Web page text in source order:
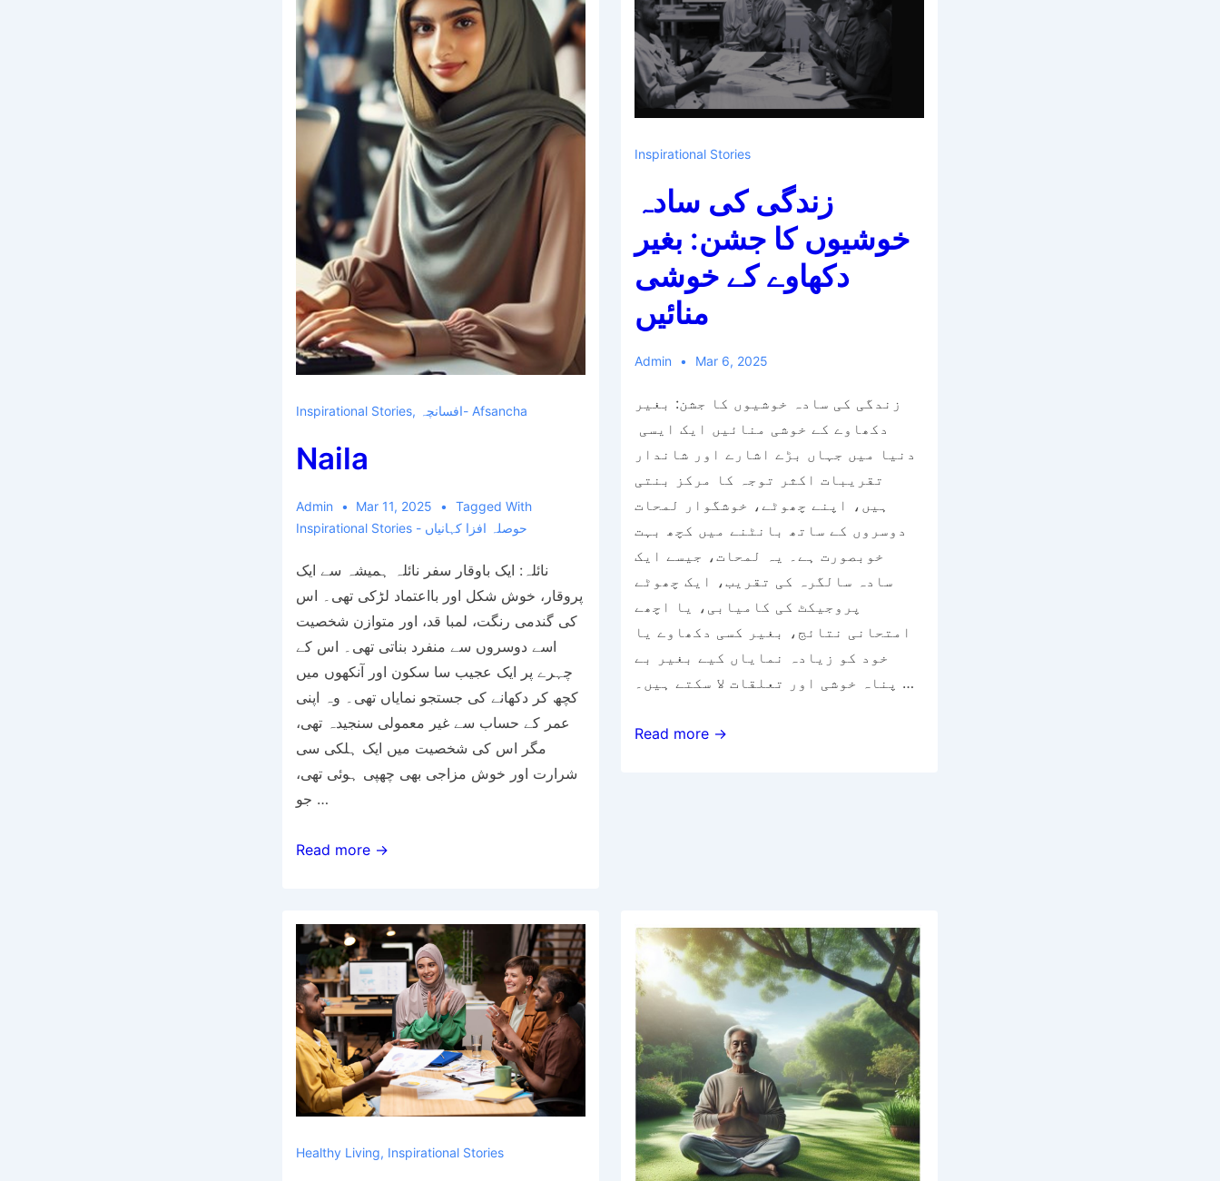
Inspirational Stories, افسانچہ- Afsancha
Naila
Admin Mar 11, 2025
Tagged With
Inspirational Stories - حوصلہ افزا کہانیاں
نائلہ: ایک باوقار سفر نائلہ ہمیشہ سے ایک
پروقار، خوش شکل اور بااعتماد لڑکی تھی۔ اس
کی گندمی رنگت، لمبا قد، اور متوازن شخصیت
اسے دوسروں سے منفرد بناتی تھی۔ اس کے
چہرے پر ایک عجیب سا سکون اور آنکھوں میں
کچھ کر دکھانے کی جستجو نمایاں تھی۔ وہ اپنی
عمر کے حساب سے غیر معمولی سنجیدہ تھی،
مگر اس کی شخصیت میں ایک ہلکی سی
شرارت اور خوش مزاجی بھی چھپی ہوئی تھی،
جو …
Naila
Read more →
Inspirational Stories
زندگی کی سادہ
خوشیوں کا جشن: بغیر
دکھاوے کے خوشی
منائیں
Admin Mar 6, 2025
زندگی کی سادہ خوشیوں کا جشن: بغیر
دکھاوے کے خوشی منائیں ایک ایسی
دنیا میں جہاں بڑے اشارے اور شاندار
تقریبات اکثر توجہ کا مرکز بنتی
ہیں، اپنے چھوٹے، خوشگوار لمحات
دوسروں کے ساتھ بانٹنے میں کچھ بہت
خوبصورت ہے۔ یہ لمحات، جیسے ایک
سادہ سالگرہ کی تقریب، ایک چھوٹے
پروجیکٹ کی کامیابی، یا اچھے
امتحانی نتائج، بغیر کسی دکھاوے یا
خود کو زیادہ نمایاں کیے بغیر بے
پناہ خوشی اور تعلقات لا سکتے ہیں۔ …
زندگی
کے
خوشی
منائیں
Read more →
Healthy Living, Inspirational Stories